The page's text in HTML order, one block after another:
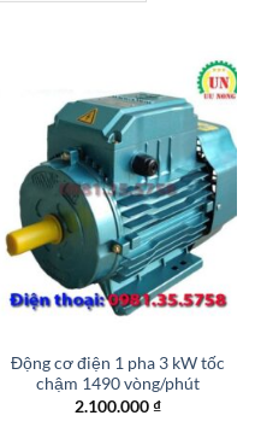
Động cơ điện 1 pha 3 kW tốc
chậm 1490 vòng/phút
2.100.000₫